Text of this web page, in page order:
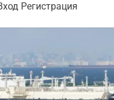
Регистрация